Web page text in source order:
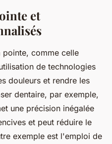
et
pointe, comme celle
de technologies
douleurs et rendre les
dentaire, par exemple,
une précision inégalée
et peut réduire le
exemple est l'emploi de